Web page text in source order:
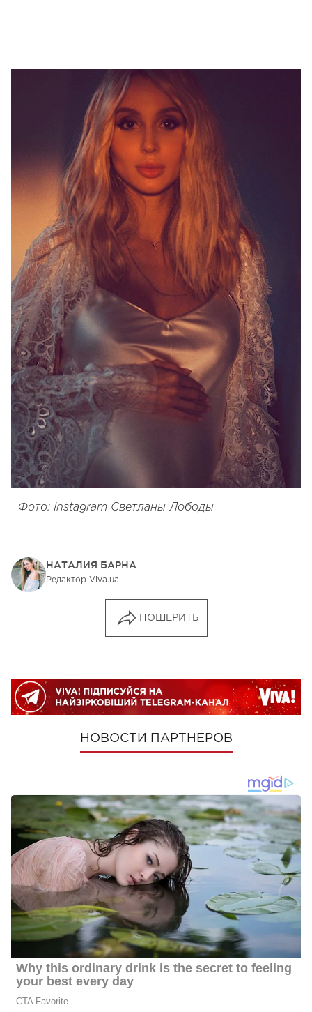
Фото: Instagram Светланы Лободы
НАТАЛИЯ БАРНА
Редактор Viva.ua
ПОШЕРИТЬ
НОВОСТИ ПАРТНЕРОВ